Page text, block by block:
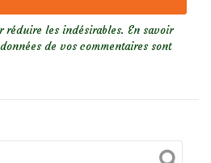
réduire les indésirables. En savoir
de vos commentaires sont